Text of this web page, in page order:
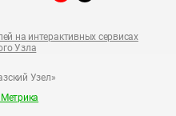
Узел»
на интерактивных сервисах
Узла